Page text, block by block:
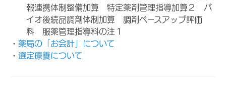
報連携体制整備加算 特定薬剤管理指導加算２ バ
イオ後続品調剤体制加算 調剤ベースアップ評価
料 服薬管理指導料の注１
・ 薬局の「お会計」について
・ 選定療養について